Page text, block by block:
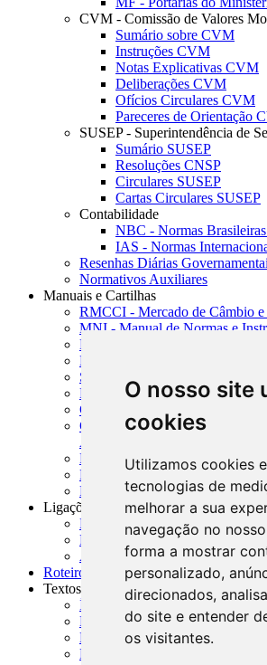
O nosso site
cookies
Utilizamos cookies
tecnologias de
melhorar a sua
navegação no
forma a mostrar
personalizado,
direcionados,
do site e entender
os visitantes.
CVM - Comissão de Valores
Sumário sobre CVM
Instruções CVM
Notas Explicativas CVM
Deliberações CVM
Ofícios Circulares CVM
Pareceres de Orientação
SUSEP - Superintendência de
Sumário SUSEP
Resoluções CNSP
Circulares SUSEP
Cartas Circulares SUSEP
Contabilidade
NBC - Normas
IAS - Normas
Resenhas Diárias
Normativos Auxiliares
Manuais e Cartilhas
RMCCI - Mercado de Câmbio
MNI - Manual de Normas e
MTVM - Manual de Títulos e
MCR - Manual de Crédito Rural
SISORF - Manual de
MASUP - Manual de Supervisão
CADOC - Catálogo de
CNAE-CONCLA -
Atividades Econômicas
PMF - Cartilhas do BCB
Manuais Auxiliares do BCB e
Resenhas Diárias
Ligações Externas
Links Úteis
Presidência da República
Agências Nacionais Reguladoras
Roteiros para Estudos
Textos
Índice de Textos
Editorial
Monografias
Na Imprensa